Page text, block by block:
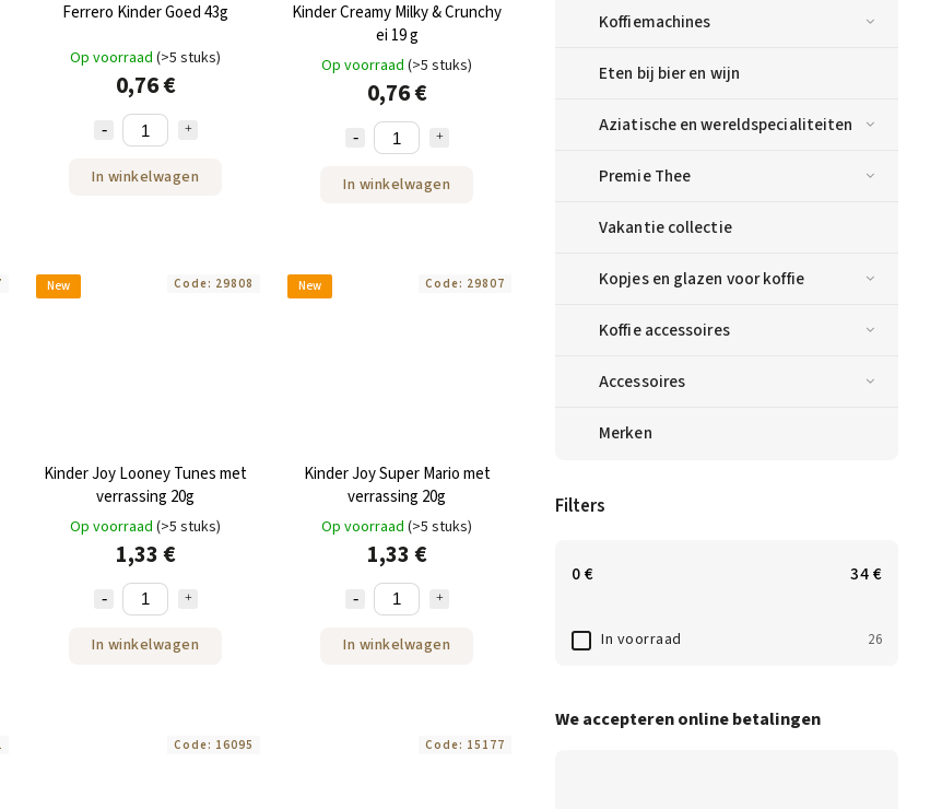
Koffiemachines
Eten bij bier en wijn
Aziatische en wereldspecialiteiten
Premie Thee
Vakantie collectie
Kopjes en glazen voor koffie
Koffie accessoires
Accessoires
Merken
Filters
0€ 34€
In voorraad 26
We accepteren online betalingen
Ferrero Kinder Goed 43g
Op voorraad (>5 stuks)
0,76 €
In winkelwagen
Kinder Creamy Milky & Crunchy
ei 19 g
Op voorraad (>5 stuks)
0,76 €
In winkelwagen
New
Kinder Joy Looney Tunes met
verrassing 20g
Op voorraad (>5 stuks)
1,33 €
In winkelwagen
Code: 29808 New
Kinder Joy Super Mario met
verrassing 20g
Op voorraad (>5 stuks)
1,33 €
In winkelwagen
Code: 29807
Code: 16095 Code: 15177